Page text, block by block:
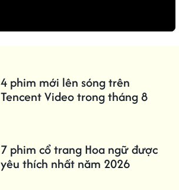
4 phim mới lên sóng trên
Tencent Video trong tháng 8
7 phim cổ trang Hoa ngữ được
yêu thích nhất năm 2026